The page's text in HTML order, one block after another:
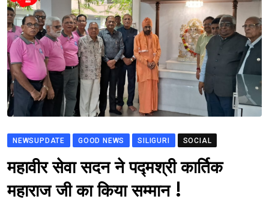
NEWSUPDATE GOOD NEWS SILIGURI SOCIAL
महावीर सेवा सदन ने पद्मश्री कार्तिक
महाराज जी का किया सम्मान !